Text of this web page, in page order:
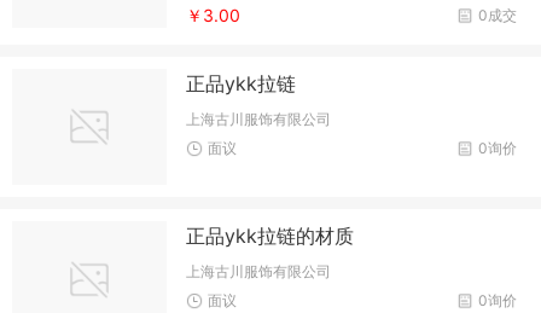
0成交
￥3.00
正品ykk拉链
上海古川服饰有限公司
0询价
面议
正品ykk拉链的材质
上海古川服饰有限公司
0询价
面议